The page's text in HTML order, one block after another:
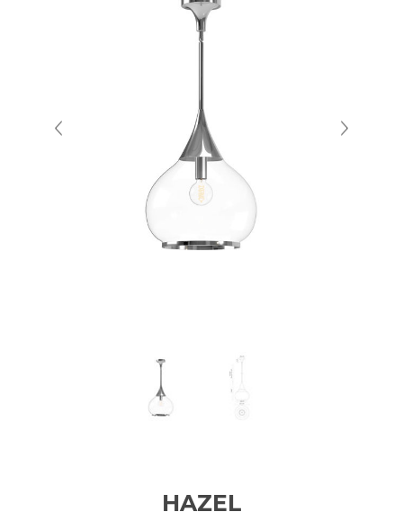
HAZEL